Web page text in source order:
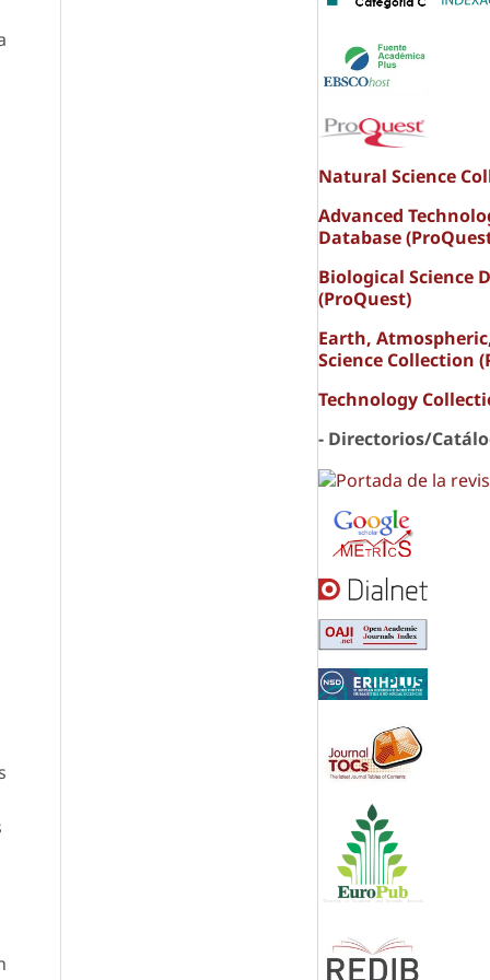
Natural Science
Advanced
Database
Biological Science
(ProQuest)
Earth,
Science Collection
Technology
- Directorios/